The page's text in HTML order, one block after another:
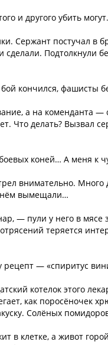
и другого убить могут.
Сержант постучал в
Подтолкнули
бой кончился, фашисты
а на коменданта —
Что делать? Вызвал
коней… А меня к
внимательно.
нём вымещали…
— пули у него в
теряется
рецепт — «спиритус
котелок этого
как поросёночек
Солёных
в клетке, а живот